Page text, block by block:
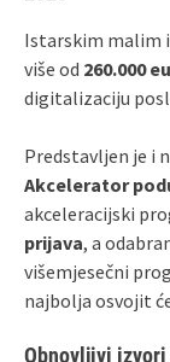
Istarskim malim
više od 260.000
digitalizaciju
Predstavljen je i
Akcelerator
akceleracijski
prijava, a
višemjesečni
najbolja osvojit
Obnovljivi izvori